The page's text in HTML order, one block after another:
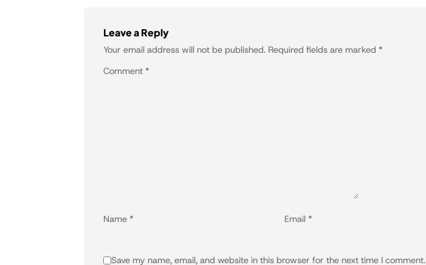
Leave a Reply
Your email address will not be published. Required fields are marked *
Comment *
Name * Email *
Save my name, email, and website in this browser for the next time I comment.